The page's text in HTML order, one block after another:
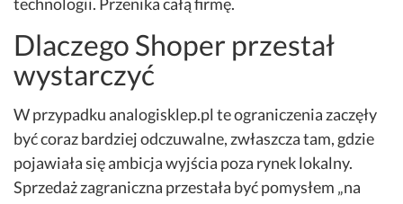
Dlaczego Shoper przestał
wystarczyć
W przypadku analogisklep.pl te ograniczenia zaczęły
być coraz bardziej odczuwalne, zwłaszcza tam, gdzie
pojawiała się ambicja wyjścia poza rynek lokalny.
Sprzedaż zagraniczna przestała być pomysłem „na